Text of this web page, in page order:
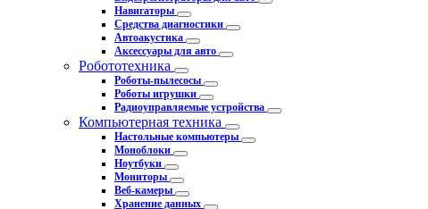
Навигаторы
Средства диагностики
Автоакустика
Аксессуары для авто
Робототехника
Роботы-пылесосы
Роботы игрушки
Радиоуправляемые устройства
Компьютерная техника
Настольные компьютеры
Моноблоки
Ноутбуки
Мониторы
Веб-камеры
Хранение данных